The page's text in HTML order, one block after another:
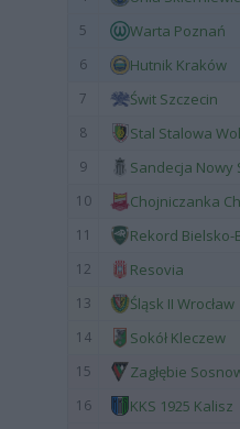
5 Warta Poznań
6 Hutnik Kraków
7 Świt Szczecin
8 Stal Stalowa
9 Sandecja Nowy
10 Chojniczanka
11 Rekord Bielsko-
12 Resovia
13 Śląsk II Wrocław
14 Sokół Kleczew
15 Zagłębie
16 KKS 1925 Kalisz